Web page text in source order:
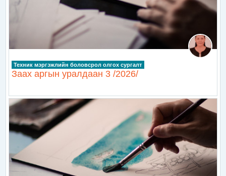
Техник мэргэжлийн боловсрол олгох сургалт
Заах аргын уралдаан 3 /2026/